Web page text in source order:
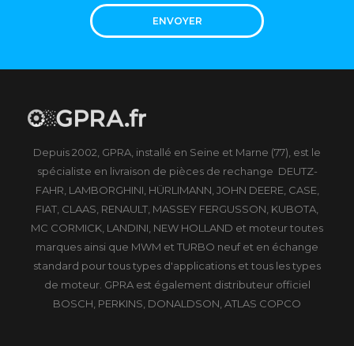
ENVOYER
Depuis 2002, GPRA, installé en Seine et Marne (77), est le
spécialiste en livraison de pièces de rechange DEUTZ-
FAHR, LAMBORGHINI, HÜRLIMANN, JOHN DEERE, CASE,
FIAT, CLAAS, RENAULT, MASSEY FERGUSSON, KUBOTA,
MC CORMICK, LANDINI, NEW HOLLAND et moteur toutes
marques ainsi que MWM et TURBO neuf et en échange
standard pour tous types d'applications et tous les types
de moteur. GPRA est également distributeur officiel
BOSCH, PERKINS, DONALDSON, ATLAS COPCO